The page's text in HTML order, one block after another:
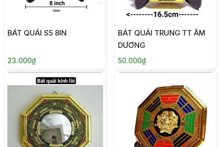
BÁT QUÁI S5 8IN
23.000₫
BÁT QUÁI TRUNG TT ÂM
DƯƠNG
50.000₫